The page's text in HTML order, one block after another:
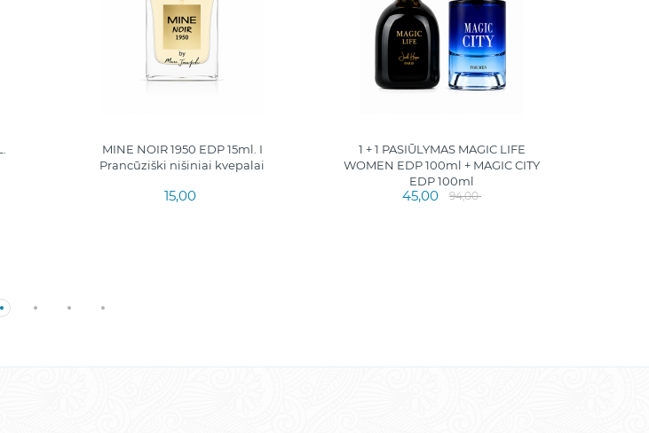
MINE NOIR 1950 EDP 15ml. I
Prancūziški nišiniai kvepalai
15,00
1 + 1 PASIŪLYMAS MAGIC LIFE
WOMEN EDP 100ml + MAGIC CITY
EDP 100ml
45,00 94,00